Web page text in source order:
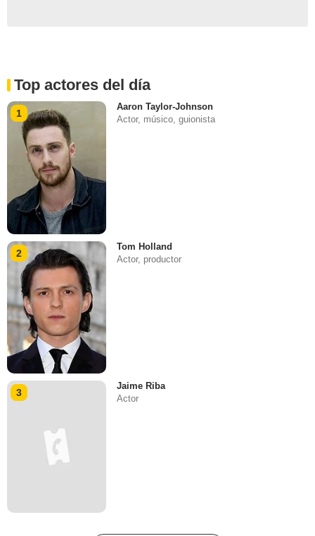
Top actores del día
1
Aaron Taylor-Johnson
Actor, músico, guionista
2
Tom Holland
Actor, productor
3
Jaime Riba
Actor